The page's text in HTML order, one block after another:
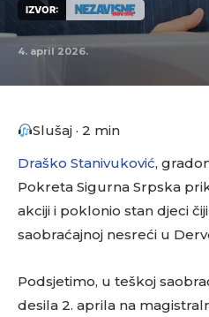
IZVOR:
4. april 2026.
Slušaj · 2 min
Draško Stanivuković,
Pokreta Sigurna Srpska
akciji i poklonio stan djeci
saobraćajnoj nesreći u
Podsjetimo, u teškoj
desila 2. aprila na